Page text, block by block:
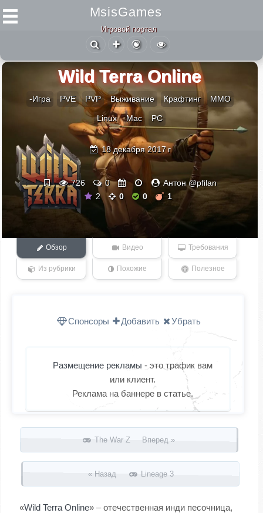
MsisGames
Игровой портал
Wild Terra Online
-Игра PVE PVP Выживание Крафтинг ММО
Linux Mac PC
18 декабря 2017 г
726 0
Антон @pfilan
2
0 0 1
Обзор Видео Требования
Из рубрики Похожие Полезное
Спонсоры Добавить Убрать
Размещение рекламы - это трафик вам
или клиент.
Реклама на баннере в статье.
Запись навигация
The War Z Вперед »
« Назад Lineage 3
«Wild Terra Online» – отечественная инди песочница,